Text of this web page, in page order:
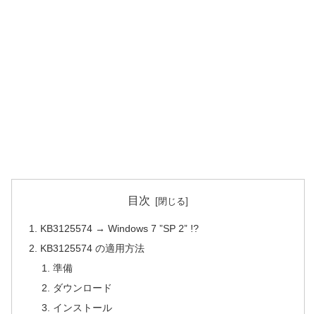
目次
KB3125574 → Windows 7 ”SP 2” !?
KB3125574 の適用方法
準備
ダウンロード
インストール